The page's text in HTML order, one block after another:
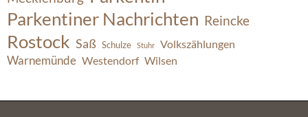
Parkentiner Nachrichten Reincke
Rostock Saß Schulze Stuhr Volkszählungen
Warnemünde Westendorf Wilsen